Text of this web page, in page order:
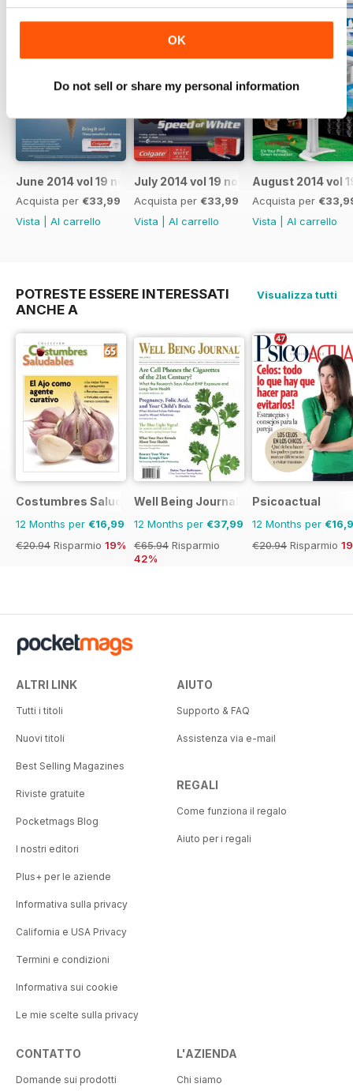
OK
Do not sell or share my personal information
June 2014 vol 19 no 6
Acquista per €33,99
Vista
Al carrello
July 2014 vol 19 no 7
Acquista per €33,99
Vista
Al carrello
August 2014 vol
Acquista per
Vista
Al carrello
POTRESTE ESSERE INTERESSATI
ANCHE A
Visualizza tutti
Costumbres Saludables
12 Months per €16,99
€20.94 Risparmio 19%
Well Being Journal
12 Months per €37,99
€65.94 Risparmio
42%
Psicoactual
12 Months per
€20.94 Risparmio
ALTRI LINK
Tutti i titoli
Nuovi titoli
Best Selling Magazines
Riviste gratuite
Pocketmags Blog
I nostri editori
Plus+ per le aziende
Informativa sulla privacy
California e USA Privacy
Termini e condizioni
Informativa sui cookie
Le mie scelte sulla privacy
AIUTO
Supporto & FAQ
Assistenza via e-mail
REGALI
Come funziona il regalo
Aiuto per i regali
CONTATTO
Domande sui prodotti
L'AZIENDA
Chi siamo